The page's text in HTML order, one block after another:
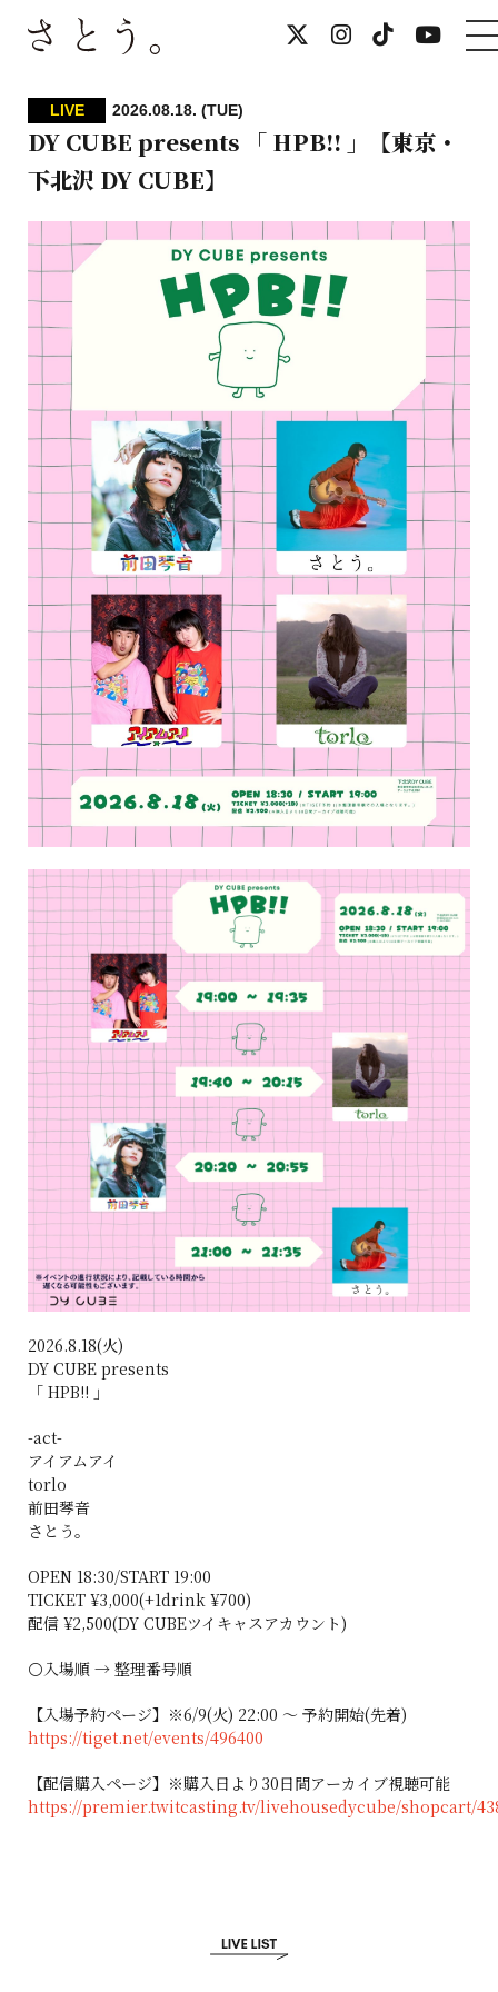
LIVE 2026.08.18. (TUE)
DY CUBE presents 「 HPB!! 」【東京・
下北沢 DY CUBE】
2026.8.18(火)
DY CUBE presents
「 HPB!! 」
-act-
アイアムアイ
torlo
前田琴音
さとう。
OPEN 18:30/START 19:00
TICKET ¥3,000(+1drink ¥700)
配信 ¥2,500(DY CUBEツイキャスアカウント)
⚪入場順 → 整理番号順
【入場予約ページ】※6/9(火) 22:00 〜 予約開始(先着)
https://tiget.net/events/496400
【配信購入ページ】※購入日より30日間アーカイブ視聴可能
https://premier.twitcasting.tv/livehousedycube/shopcart/